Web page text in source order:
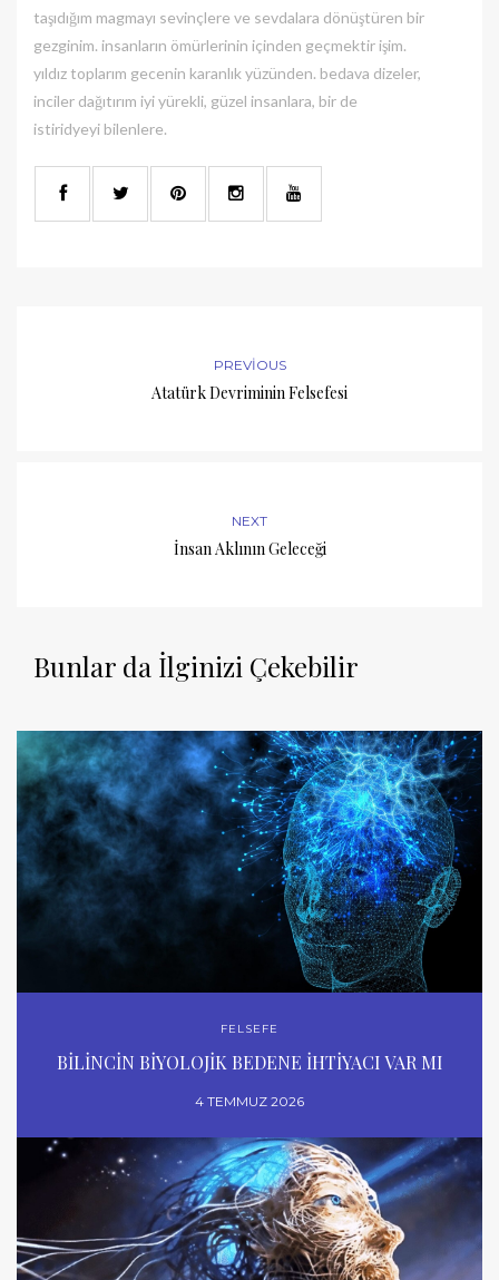
taşıdığım magmayı sevinçlere ve sevdalara dönüştüren bir
gezginim. insanların ömürlerinin içinden geçmektir işim.
yıldız toplarım gecenin karanlık yüzünden. bedava dizeler,
inciler dağıtırım iyi yürekli, güzel insanlara, bir de
istiridyeyi bilenlere.
PREVIOUS
Atatürk Devriminin Felsefesi
NEXT
İnsan Aklının Geleceği
Bunlar da İlginizi Çekebilir
FELSEFE
BİLİNCİN BİYOLOJİK BEDENE İHTİYACI VAR MI
4 TEMMUZ 2026